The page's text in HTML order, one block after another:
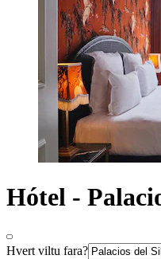
Hótel -
Hvert viltu fara?